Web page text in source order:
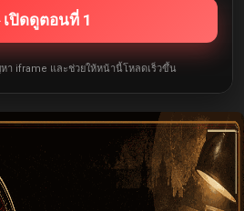
ปิดดูตอนที่ 1
า iframe และช่วยให้หน้านี้โหลดเร็วขึ้น